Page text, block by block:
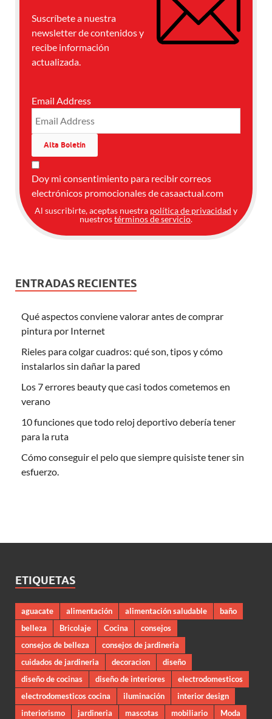
Suscríbete a nuestra
newsletter de contenidos y
recibe información
actualizada.
Email Address
Doy mi consentimiento para recibir correos
electrónicos promocionales de casaactual.com
Al suscribirte, aceptas nuestra política de privacidad y
nuestrostérminos de servicio.
ENTRADAS RECIENTES
Qué aspectos conviene valorar antes de comprar
pintura por Internet
Rieles para colgar cuadros: qué son, tipos y cómo
instalarlos sin dañar la pared
Los 7 errores beauty que casi todos cometemos en
verano
10 funciones que todo reloj deportivo debería tener
para la ruta
Cómo conseguir el pelo que siempre quisiste tener sin
esfuerzo.
ETIQUETAS
aguacate alimentación alimentación saludable
baño
belleza
Bricolaje Cocina
consejos
consejos de belleza
consejos de jardineria
cuidados de jardineria
decoracion
diseño
diseño de cocinas
diseño de interiores
electrodomesticos
electrodomesticos cocina
iluminación
interior design
interiorismo
jardineria mascotas mobiliario
Moda